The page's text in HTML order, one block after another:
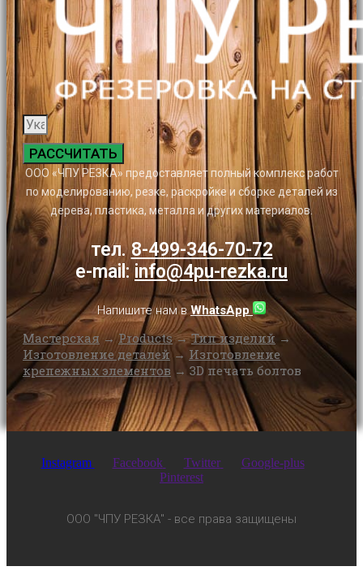
РАССЧИТАТЬ
ООО «ЧПУ РЕЗКА» предоставляет полный комплекс работ
по моделированию, резке, раскройке и сборке деталей из
дерева, пластика, металла и других материалов.
тел.8-499-346-70-72
e-mail: info@4pu-rezka.ru
Напишите нам вWhatsApp
Мастерская→Products→Тип изделий→
Изготовление деталей→ Изготовление
крепежных элементов → 3D печать болтов
Instagram Facebook Twitter
Google-plus
Pinterest
ООО "ЧПУ РЕЗКА" - все права защищены